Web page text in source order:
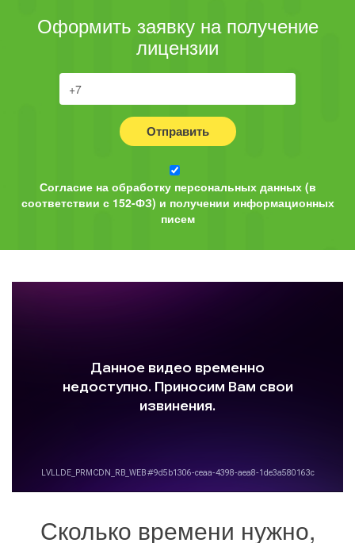
Оформить заявку на получение
лицензии
Отправить
Согласие на обработку персональных данных (в
соответствии с 152-ФЗ) и получении информационных
писем
Сколько времени нужно,